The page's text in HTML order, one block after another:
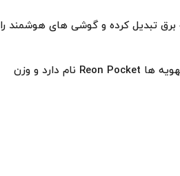
برق تبدیل کرده و گوشی های هوشمند را
پیش از این از اختراع پیراهن های کولر دار در ژاپن گزارش شده بود که این تهویه ها Reon Pocket نام دارد و وزن